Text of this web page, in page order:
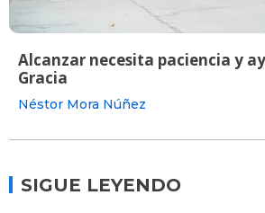
Alcanzar necesita paciencia y
Gracia
Néstor Mora Núñez
SIGUE LEYENDO